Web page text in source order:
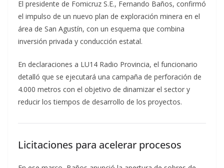
El presidente de Fomicruz S.E., Fernando Baños, confirmó
el impulso de un nuevo plan de exploración minera en el
área de San Agustín, con un esquema que combina
inversión privada y conducción estatal.
En declaraciones a LU14 Radio Provincia, el funcionario
detalló que se ejecutará una campaña de perforación de
4.000 metros con el objetivo de dinamizar el sector y
reducir los tiempos de desarrollo de los proyectos.
Licitaciones para acelerar procesos